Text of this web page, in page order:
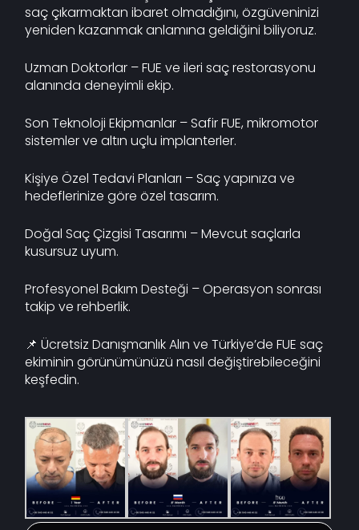
saç çıkarmaktan ibaret olmadığını, özgüveninizi
yeniden kazanmak anlamına geldiğini biliyoruz.
Uzman Doktorlar – FUE ve ileri saç restorasyonu
alanında deneyimli ekip.
Son Teknoloji Ekipmanlar – Safir FUE, mikromotor
sistemler ve altın uçlu implanterler.
Kişiye Özel Tedavi Planları – Saç yapınıza ve
hedeflerinize göre özel tasarım.
Doğal Saç Çizgisi Tasarımı – Mevcut saçlarla
kusursuz uyum.
Profesyonel Bakım Desteği – Operasyon sonrası
takip ve rehberlik.
📌 Ücretsiz Danışmanlık Alın ve Türkiye’de FUE saç
ekiminin görünümünüzü nasıl değiştirebileceğini
keşfedin.